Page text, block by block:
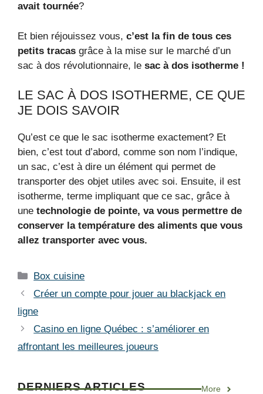
avait tournée?
Et bien réjouissez vous, c’est la fin de tous ces
petits tracas grâce à la mise sur le marché d’un
sac à dos révolutionnaire, le sac à dos isotherme !
LE SAC À DOS ISOTHERME, CE QUE
JE DOIS SAVOIR
Qu’est ce que le sac isotherme exactement? Et
bien, c’est tout d’abord, comme son nom l’indique,
un sac, c’est à dire un élément qui permet de
transporter des objet utiles avec soi. Ensuite, il est
isotherme, terme impliquant que ce sac, grâce à
une technologie de pointe, va vous permettre de
conserver la température des aliments que vous
allez transporter avec vous.
Catégories
Box cuisine
Créer un compte pour jouer au blackjack en
ligne
Casino en ligne Québec : s’améliorer en
affrontant les meilleures joueurs
DERNIERS ARTICLES More